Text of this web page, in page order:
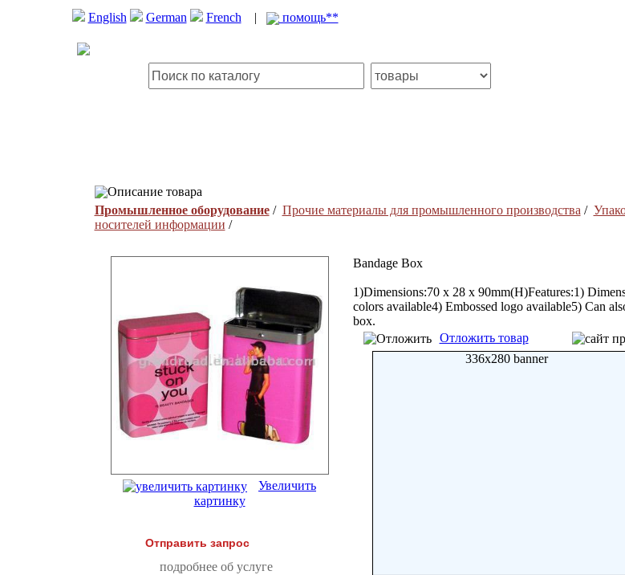
English German French | помощь**
Описание товара
Промышленное оборудование/ Прочие материалы для промышленного производства /
носителей информации /
Увеличить
картинку
Отправить запрос
подробнее об услуге
Bandage Box
1)Dimensions:70 x 28 x 90mm(H)Features:1)
colors available4) Embossed logo available5) Can
box.
Отложить товар
336x280 banner